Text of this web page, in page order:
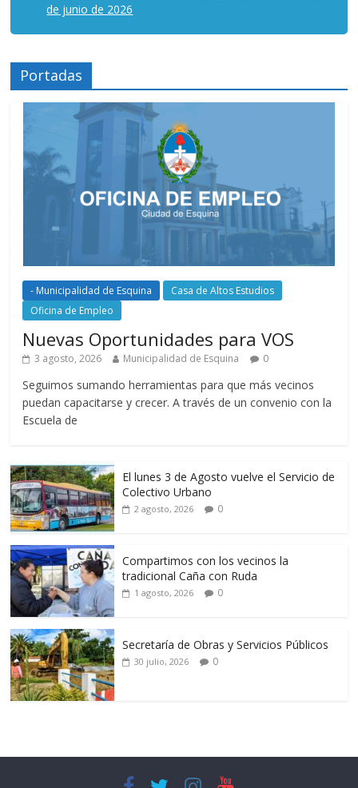
de junio de 2026
Portadas
- Municipalidad de Esquina
Casa de Altos Estudios
Oficina de Empleo
Nuevas Oportunidades para VOS
3 agosto, 2026 Municipalidad de Esquina 0
Seguimos sumando herramientas para que más vecinos
puedan capacitarse y crecer. A través de un convenio con la
Escuela de
El lunes 3 de Agosto vuelve el Servicio de
Colectivo Urbano
2 agosto, 2026 0
Compartimos con los vecinos la
tradicional Caña con Ruda
1 agosto, 2026 0
Secretaría de Obras y Servicios Públicos
30 julio, 2026 0